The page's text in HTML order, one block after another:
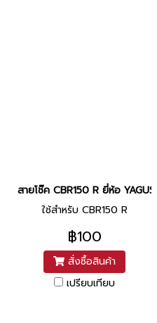
สายโช๊ค CBR150 R ยี่ห้อ YAGUSO
ใช้สำหรับ CBR150 R
฿100
สั่งซื้อสินค้า
เปรียบเทียบ